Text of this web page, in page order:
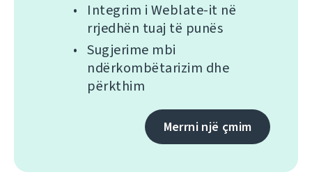
Integrim i Weblate-it në
rrjedhën tuaj të punës
Sugjerime mbi
ndërkombëtarizim dhe
përkthim
Merrni një çmim